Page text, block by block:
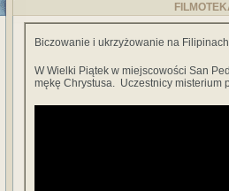
Biczowanie i ukrzyżowanie na Filipinach
W Wielki Piątek w miejscowości San
mękę Chrystusa. Uczestnicy misterium